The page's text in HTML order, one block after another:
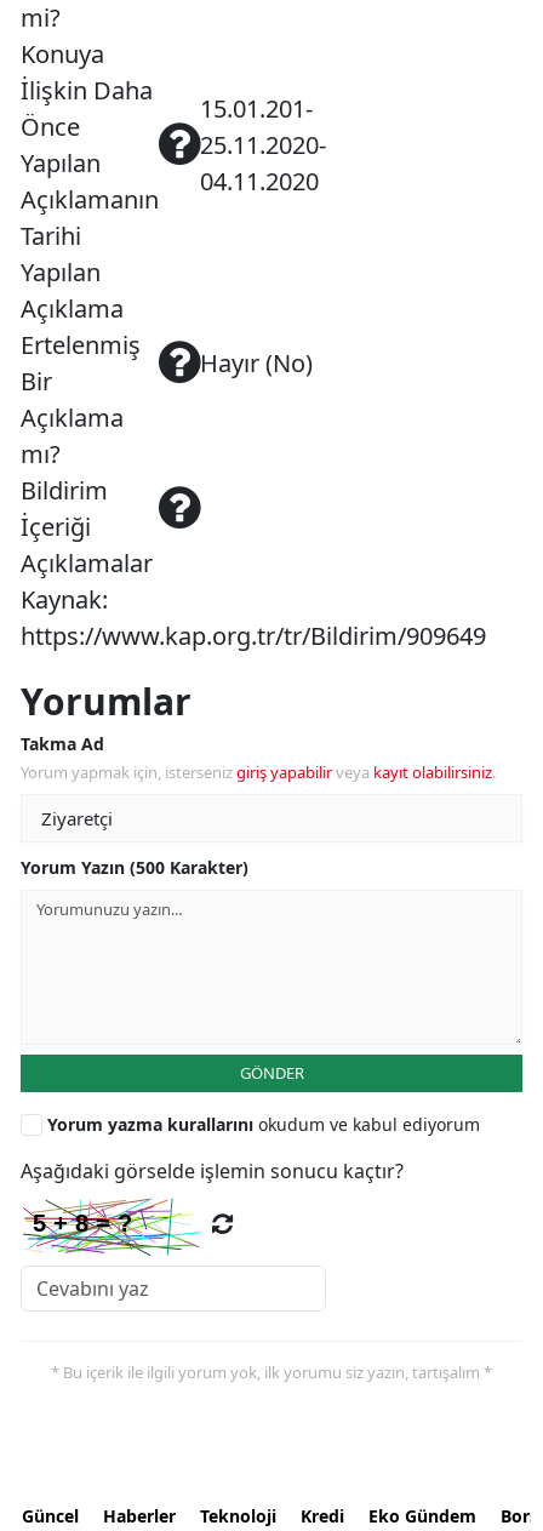
mi?
Konuya
İlişkin Daha
Önce
Yapılan
Açıklamanın
Tarihi
15.01.201-
25.11.2020-
04.11.2020
Yapılan
Açıklama
Ertelenmiş
Bir
Açıklama
mı?
Hayır (No)
Bildirim
İçeriği
Açıklamalar
Kaynak:
https://www.kap.org.tr/tr/Bildirim/909649
Yorumlar
Takma Ad
Yorum yapmak için, istersenizgiriş yapabilirveya kayıt olabilirsiniz.
Yorum Yazın (500 Karakter)
GÖNDER
Yorum yazma kurallarını okudum ve kabul ediyorum
Aşağıdaki görselde işlemin sonucu kaçtır?
* Bu içerik ile ilgili yorum yok, ilk yorumu siz yazın, tartışalım *
Güncel Haberler Teknoloji Kredi Eko Gündem